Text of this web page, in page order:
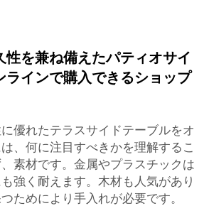
性を兼ね備えたパティオサイ
ラインで購入できるショップ
優れたテラスサイドテーブルをオ
、何に注目すべきかを理解するこ
素材です。金属やプラスチックは
強く耐えます。木材も人気があり
ためにより手入れが必要です。